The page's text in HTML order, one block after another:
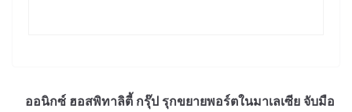
ออนิกซ์ ฮอสพิทาลิตี้ กรุ๊ป รุกขยายพอร์ตในมาเลเซีย จับมือ